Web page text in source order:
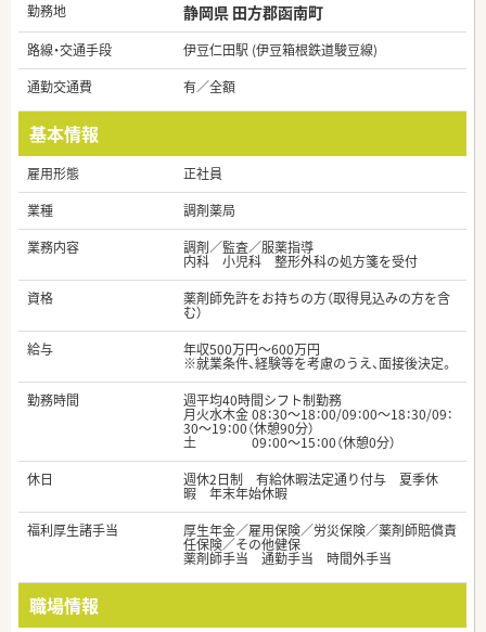
勤務地 静岡県 田方郡函南町
路線・交通手段
伊豆仁田駅 (伊豆箱根鉄道駿豆線)
通勤交通費
有／全額
基本情報
雇用形態
正社員
業種
調剤薬局
業務内容
調剤／監査／服薬指導
内科 小児科 整形外科の処方箋を受付
資格
薬剤師免許をお持ちの方（取得見込みの方を含
む）
給与
年収500万円～600万円
※就業条件、経験等を考慮のうえ、面接後決定。
勤務時間
週平均40時間シフト制勤務
月火水木金 08：30～18：00/09：00～18：30/09：
30～19：00（休憩90分）
土 09：00～15：00（休憩0分）
休日
週休2日制 有給休暇法定通り付与 夏季休
暇 年末年始休暇
福利厚生諸手当
厚生年金／雇用保険／労災保険／薬剤師賠償責
任保険／その他健保
薬剤師手当 通勤手当 時間外手当
職場情報